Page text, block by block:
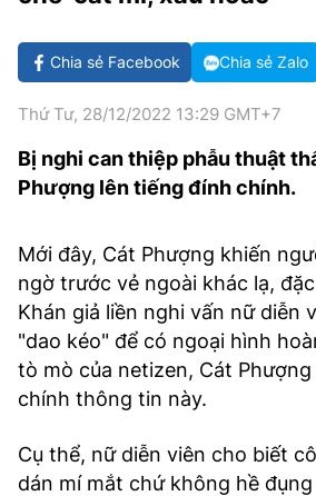
GOLF
CÁC CÚP CHÂU ÂU
BẢNG XẾP HẠNG
VĂN HÓA
GIẢI TRÍ
DIỄN ĐÀN
CÔNG NGHIỆP VĂN HÓA
NHỊP ĐẬP SỨC KHỎE
X-QUANG TIN ĐỒN
VIẾT LẠI ƯỚC MƠ
GIẢI TRÍ
PHIM
ÂM NHẠC
DU LỊCH
TIN TỨC
ẢNH
ẨM THỰC
TƯ VẤN
THẾ GIỚI SAO
HIGHTECH
TIÊU ĐIỂM - SPOTLIGHT
BẠN CẦN BIẾT
INFOGRAPHIC
E-MAGAZINE
BÁO GIẤY
Chia sẻ Facebook Chia sẻ Zalo
Thứ Tư, 28/12/2022 13:29 GMT+7
Bị nghi can thiệp phẫu thuật
Phượng lên tiếng đính chính.
Mới đây, Cát Phượng khiến
ngờ trước vẻ ngoài khác lạ,
Khán giả liền nghi vấn nữ diễn
"dao kéo" để có ngoại hình
tò mò của netizen, Cát
chính thông tin này.
Cụ thể, nữ diễn viên cho biết
dán mí mắt chứ không hề